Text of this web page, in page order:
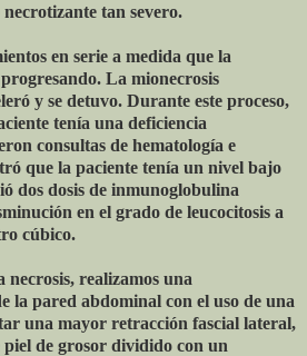
tan severo.
en serie a medida que la
La mionecrosis
y se detuvo. Durante este proceso,
tenía una deficiencia
consultas de hematología e
que la paciente tenía un nivel bajo
dos dosis de inmunoglobulina
en el grado de leucocitosis a
cúbico.
necrosis, realizamos una
la pared abdominal con el uso de una
una mayor retracción fascial lateral,
de grosor dividido con un